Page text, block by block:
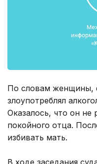
По словам женщины,
злоупотреблял
Оказалось, что он не
покойного отца.
избивать мать.
В ходе заседания